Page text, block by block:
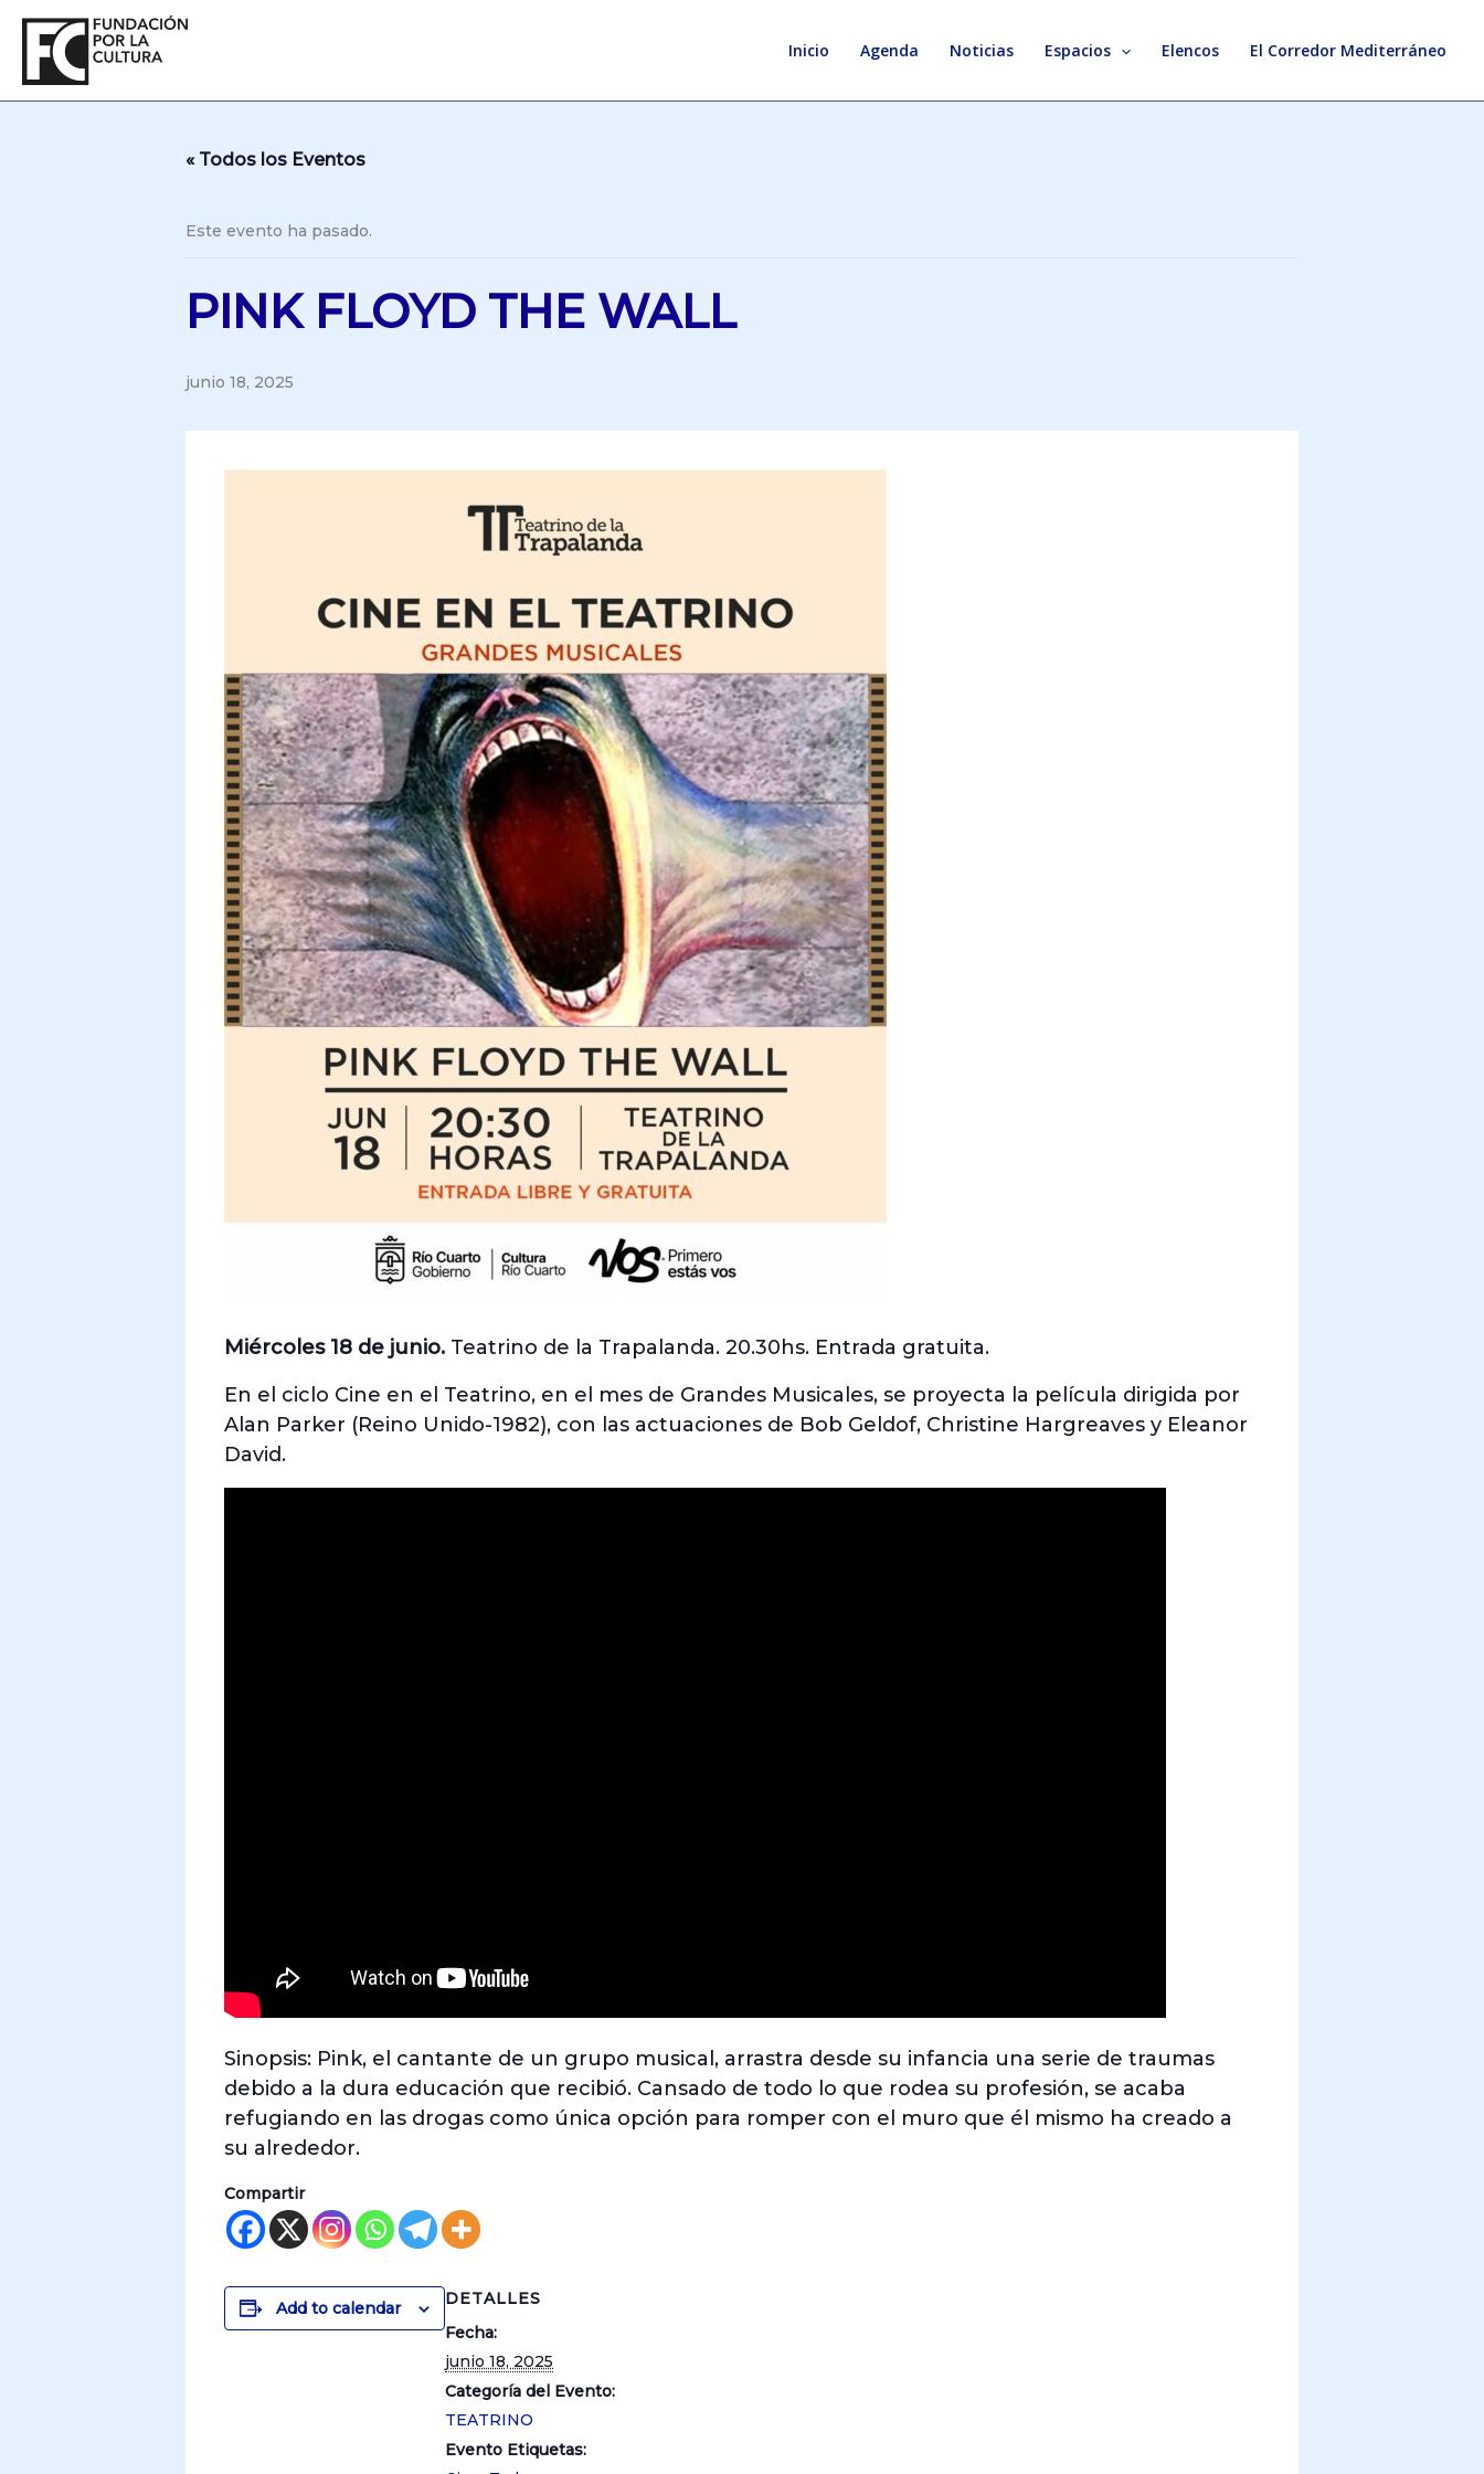
contenido
Inicio Agenda Noticias Espacios Elencos El Corredor Mediterráneo
« Todos los Eventos
Este evento ha pasado.
PINK FLOYD THE WALL
junio 18, 2025
Miércoles 18 de junio. Teatrino de la Trapalanda. 20.30hs. Entrada gratuita.
En el ciclo Cine en el Teatrino, en el mes de Grandes Musicales, se proyecta la película dirigida por
Alan Parker (Reino Unido-1982), con las actuaciones de Bob Geldof, Christine Hargreaves y Eleanor
David.
Sinopsis: Pink, el cantante de un grupo musical, arrastra desde su infancia una serie de traumas
debido a la dura educación que recibió. Cansado de todo lo que rodea su profesión, se acaba
refugiando en las drogas como única opción para romper con el muro que él mismo ha creado a
su alrededor.
Compartir
Add to calendar
DETALLES
Fecha:
junio 18, 2025
Categoría del Evento:
TEATRINO
Evento Etiquetas: